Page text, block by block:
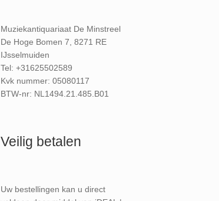
Muziekantiquariaat De Minstreel
De Hoge Bomen 7, 8271 RE
IJsselmuiden
Tel: +31625502589
Kvk nummer: 05080117
BTW-nr: NL1494.21.485.B01
Veilig betalen
Uw bestellingen kan u direct